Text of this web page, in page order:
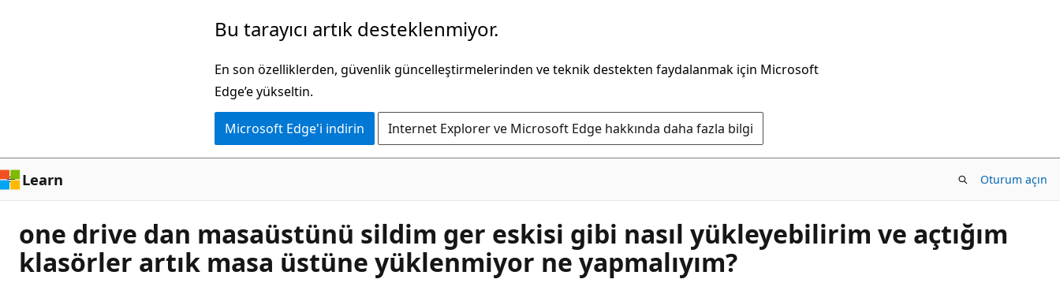
Bu tarayıcı artık desteklenmiyor.
En son özelliklerden, güvenlik güncelleştirmelerinden ve teknik destekten faydalanmak için Microsoft
Edge’e yükseltin.
Microsoft Edge'i indirin Internet Explorer ve Microsoft Edge hakkında daha fazla bilgi
Learn Oturum açın
one drive dan masaüstünü sildim ger eskisi gibi nasıl yükleyebilirim ve açtığım
klasörler artık masa üstüne yüklenmiyor ne yapmalıyım?